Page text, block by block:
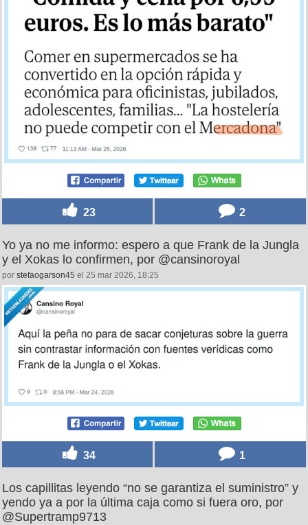
23 2
Yo ya no me informo: espero a que Frank de la Jungla
y el Xokas lo confirmen, por @cansinoroyal
por stefaogarson45 el 25 mar 2026, 18:25
34 1
Los capillitas leyendo “no se garantiza el suministro” y
yendo ya a por la última caja como si fuera oro, por
@Supertramp9713